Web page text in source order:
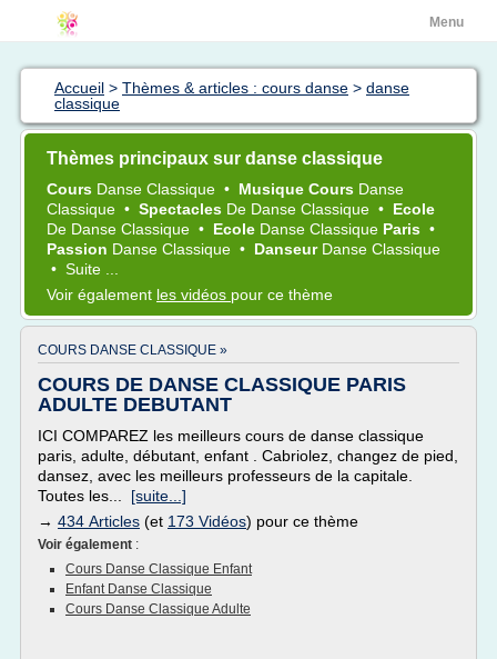
Menu
Accueil > Thèmes & articles : cours danse > danse
classique
Thèmes principaux sur danse classique
Cours Danse Classique • Musique Cours Danse
Classique • Spectacles De Danse Classique • Ecole
De Danse Classique • Ecole Danse Classique Paris •
Passion Danse Classique • Danseur Danse Classique
• Suite ...
Voir également les vidéos pour ce thème
COURS DANSE CLASSIQUE »
COURS DE DANSE CLASSIQUE PARIS
ADULTE DEBUTANT
ICI COMPAREZ les meilleurs cours de danse classique
paris, adulte, débutant, enfant . Cabriolez, changez de pied,
dansez, avec les meilleurs professeurs de la capitale.
Toutes les... [suite...]
→ 434 Articles (et 173 Vidéos) pour ce thème
Voir également :
Cours Danse Classique Enfant
Enfant Danse Classique
Cours Danse Classique Adulte